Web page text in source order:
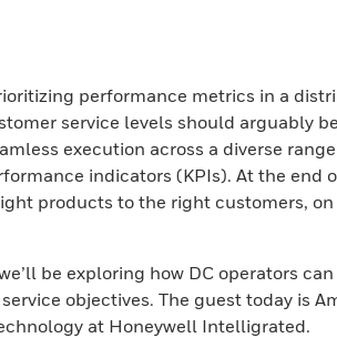
performance metrics in a
service levels should arguably
execution across a diverse
indicators (KPIs). At the end
products to the right customers,
be exploring how DC operators
objectives. The guest today is
at Honeywell Intelligrated.